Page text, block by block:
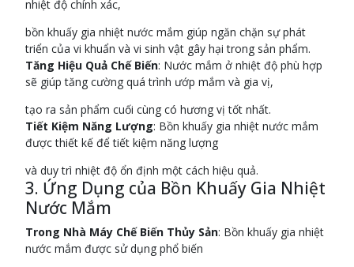
nhiệt độ chính xác,
bồn khuấy gia nhiệt nước mắm giúp ngăn chặn sự phát
triển của vi khuẩn và vi sinh vật gây hại trong sản phẩm.
Tăng Hiệu Quả Chế Biến: Nước mắm ở nhiệt độ phù hợp
sẽ giúp tăng cường quá trình ướp mắm và gia vị,
tạo ra sản phẩm cuối cùng có hương vị tốt nhất.
Tiết Kiệm Năng Lượng: Bồn khuấy gia nhiệt nước mắm
được thiết kế để tiết kiệm năng lượng
và duy trì nhiệt độ ổn định một cách hiệu quả.
3. Ứng Dụng của Bồn Khuấy Gia Nhiệt
Nước Mắm
Trong Nhà Máy Chế Biến Thủy Sản: Bồn khuấy gia nhiệt
nước mắm được sử dụng phổ biến